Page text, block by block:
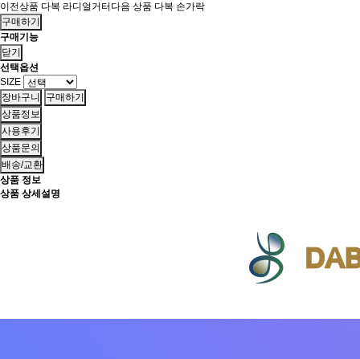
이전상품 다복 라디얼거터 다음 상품 다복 손가락
구매하기
구매기능
닫기
선택옵션
SIZE
상품정보
사용후기
상품문의
배송/교환
상품 정보
상품 상세설명